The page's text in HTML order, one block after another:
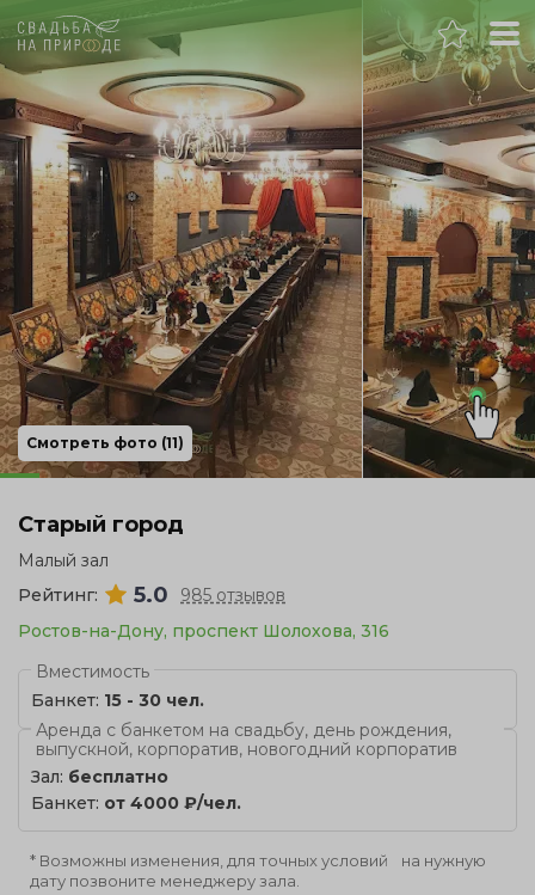
Ростов-на-Дону
Банкет
Свадьба
День рождения
Выпускной
Корпоратив
Смотреть фото (11)
Старый город
Малый зал
Рейтинг:
5.0
985 отзывов
Ростов-на-Дону, проспект Шолохова, 316
Вместимость
Банкет: 15 - 30 чел.
Аренда с банкетом на свадьбу, день рождения,
выпускной, корпоратив, новогодний корпоратив
Зал: бесплатно
Банкет: от 4000 ₽/чел.
* Возможны изменения, для точных условий на нужную
дату позвоните менеджеру зала.